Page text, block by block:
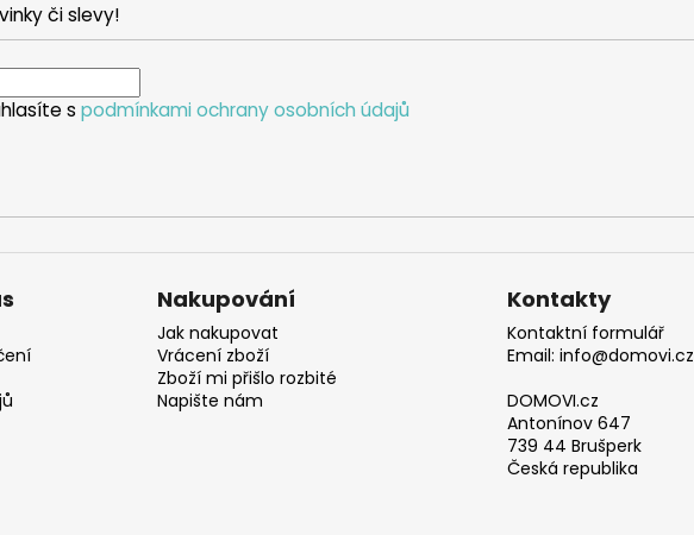
či slevy!
s podmínkami ochrany osobních údajů
Nakupování
Jak nakupovat
Vrácení zboží
Zboží mi přišlo rozbité
Napište nám
Kontakty
Kontaktní formulář
Email: info@domovi.cz
DOMOVI.cz
Antonínov 647
739 44 Brušperk
Česká republika